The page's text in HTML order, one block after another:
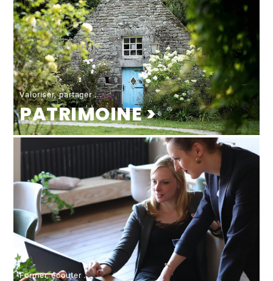
Valoriser, partager ...
PATRIMOINE >
Former, écouter ...